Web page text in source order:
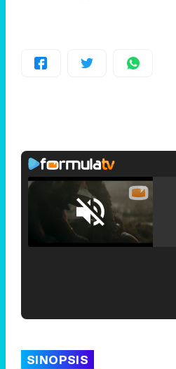
Unmute
Loaded:
25.30%
SINOPSIS